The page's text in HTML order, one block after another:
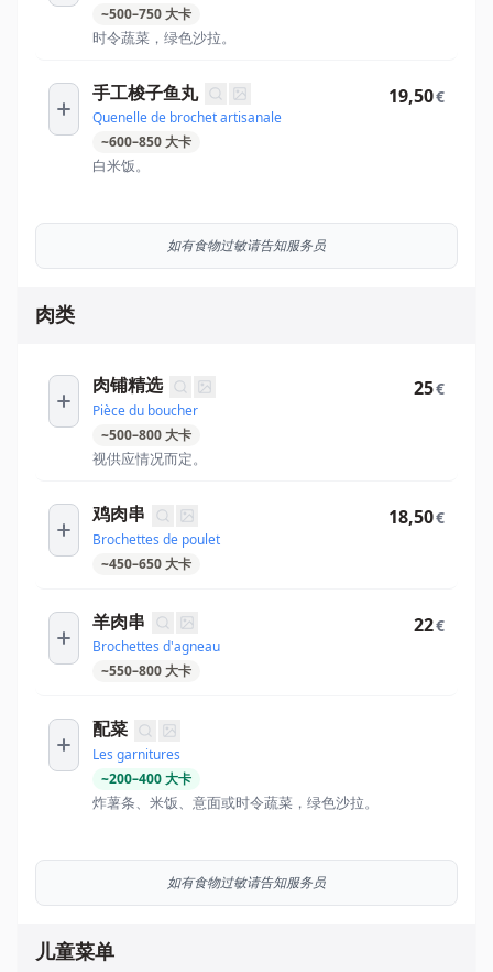
~500–750大卡
时令蔬菜，绿色沙拉。
手工梭子鱼丸
Quenelle de brochet artisanale
~600–850大卡
白米饭。
19,50€
如有食物过敏请告知服务员
肉类
肉铺精选
Pièce du boucher
~500–800大卡
视供应情况而定。
25€
鸡肉串
Brochettes de poulet
~450–650大卡
18,50€
羊肉串
Brochettes d'agneau
~550–800大卡
22€
配菜
Les garnitures
~200–400大卡
炸薯条、米饭、意面或时令蔬菜，绿色沙拉。
如有食物过敏请告知服务员
儿童菜单